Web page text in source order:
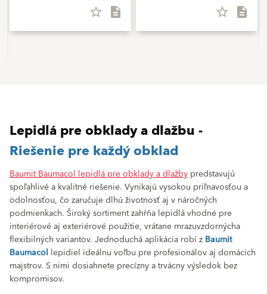
star_border description star_border description
Lepidlá pre obklady a dlažbu -
Riešenie pre každý obklad
Baumit Baumacol lepidlá pre obklady a dlažby predstavujú
spoľahlivé a kvalitné riešenie. Vynikajú vysokou priľnavosťou a
odolnosťou, čo zaručuje dlhú životnosť aj v náročných
podmienkach. Široký sortiment zahŕňa lepidlá vhodné pre
interiérové aj exteriérové použitie, vrátane mrazuvzdornýcha
flexibilných variantov. Jednoduchá aplikácia robí z Baumit
Baumacol lepidiel ideálnu voľbu pre profesionálov aj domácich
majstrov. S nimi dosiahnete precízny a trvácny výsledok bez
kompromisov.